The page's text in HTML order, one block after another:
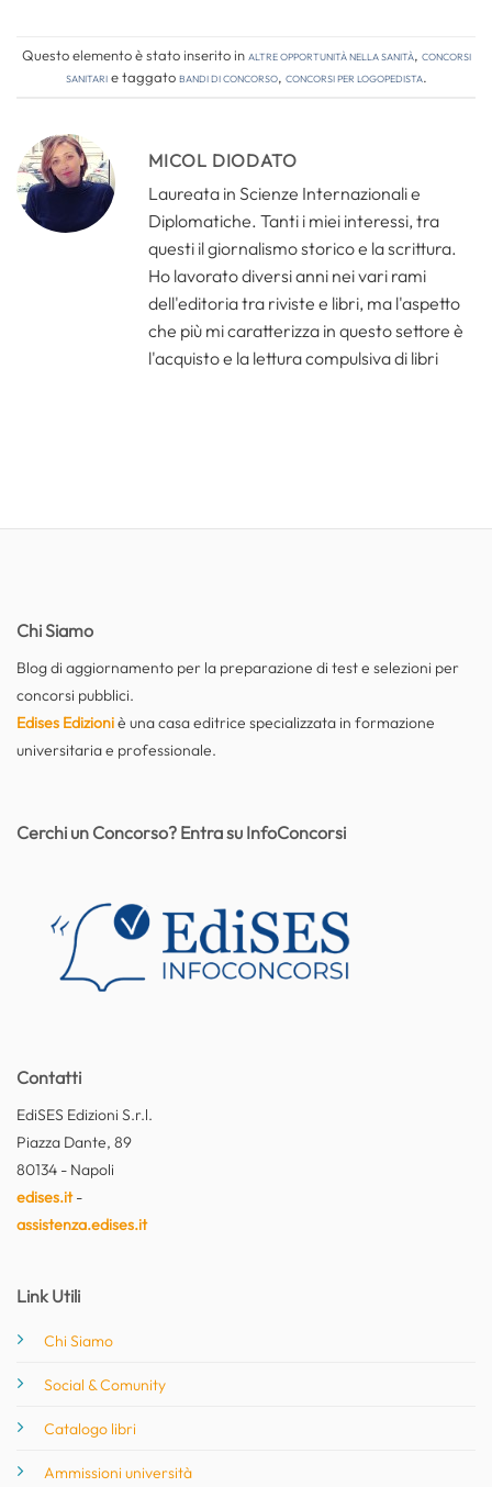
Questo elemento è stato inserito in Altre opportunità nella sanità, Concorsi
Sanitarie taggatobandi di concorso, concorsi per logopedista.
MICOL DIODATO
Laureata in Scienze Internazionali e
Diplomatiche. Tanti i miei interessi, tra
questi il giornalismo storico e la scrittura.
Ho lavorato diversi anni nei vari rami
dell'editoria tra riviste e libri, ma l'aspetto
che più mi caratterizza in questo settore è
l'acquisto e la lettura compulsiva di libri
Chi Siamo
Blog di aggiornamento per la preparazione di test e selezioni per
concorsi pubblici.
Edises Edizioniè una casa editrice specializzata in formazione
universitaria e professionale.
Contatti
EdiSES Edizioni S.r.l.
Piazza Dante, 89
80134 - Napoli
edises.it-
assistenza.edises.it
Link Utili
Chi Siamo
Social & Comunity
Catalogo libri
Ammissioni università
Cerchi un Concorso? Entra su InfoConcorsi